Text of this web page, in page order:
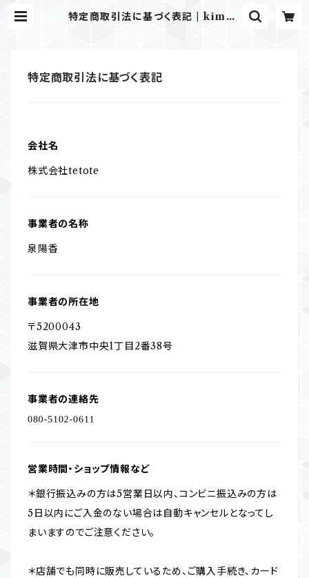
特定商取引法に基づく表記 | kimon
特定商取引法に基づく表記
会社名
株式会社tetote
事業者の名称
泉陽香
事業者の所在地
〒5200043
滋賀県大津市中央1丁目2番38号
事業者の連絡先
営業時間・ショップ情報など
＊銀行振込みの方は5営業日以内、コンビニ振込みの方は
5日以内にご入金のない場合は自動キャンセルとなってし
まいますのでご注意ください。
＊店舗でも同時に販売しているため、ご購入手続き、カード